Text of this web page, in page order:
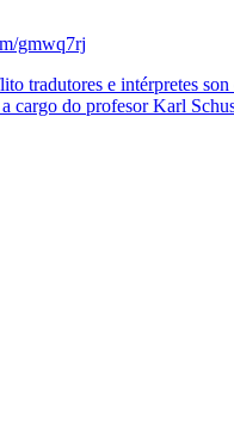
gmwq7rj
tradutores e intérpretes son
cargo do profesor Karl